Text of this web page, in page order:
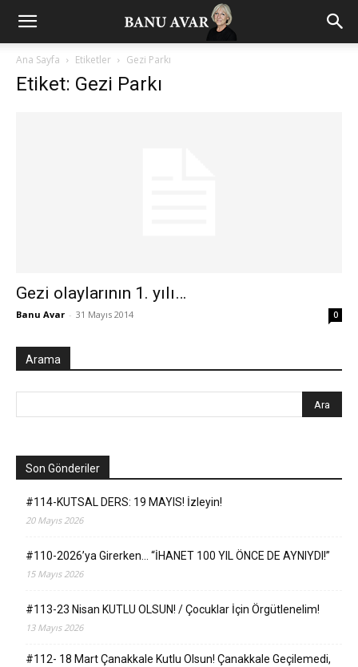
Ana Sayfa Etiketler Gezi Parkı
Etiket: Gezi Parkı
Gezi olaylarının 1. yılı…
Banu Avar - 31 Mayıs 2014 0
Arama
Son Gönderiler
#114-KUTSAL DERS: 19 MAYIS! İzleyin!
20 Mayıs 2026
#110-2026’ya Girerken… “İHANET 100 YIL ÖNCE DE AYNIYDI!”
15 Mayıs 2026
#113-23 Nisan KUTLU OLSUN! / Çocuklar İçin Örgütlenelim!
13 Mayıs 2026
#112- 18 Mart Çanakkale Kutlu Olsun! Çanakkale Geçilemedi,